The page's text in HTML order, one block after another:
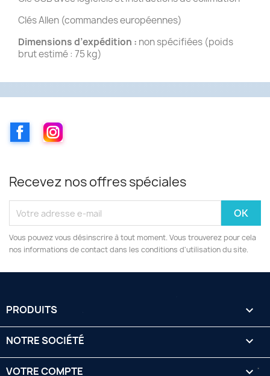
Clés Allen (commandes européennes)
Dimensions d’expédition : non spécifiées (poids
brut estimé : 75 kg)
FacebookInstagram
Recevez nos offres spéciales
Vous pouvez vous désinscrire à tout moment. Vous trouverez pour cela
nos informations de contact dans les conditions d'utilisation du site.
PRODUITS 
NOTRE SOCIÉTÉ 
VOTRE COMPTE 